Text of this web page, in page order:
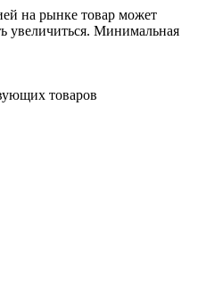
на рынке товар может
увеличиться. Минимальная
товаров